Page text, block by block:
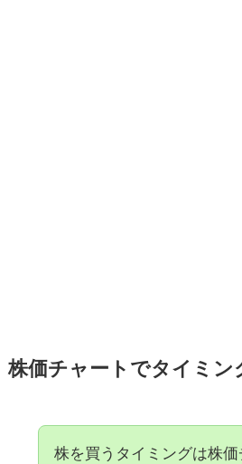
株価チャートでタイミン
株を買うタイミングは株価